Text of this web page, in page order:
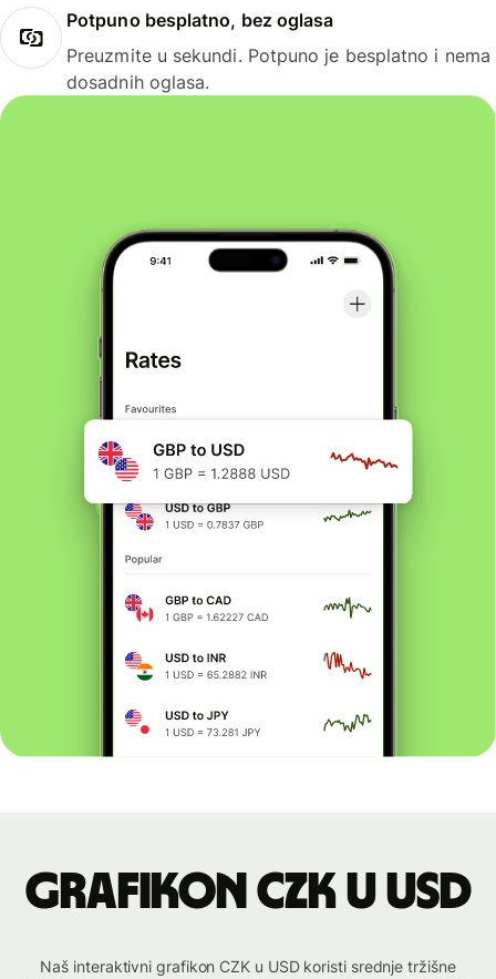
Potpuno besplatno, bez oglasa
Preuzmite u sekundi. Potpuno je besplatno i nema
dosadnih oglasa.
Grafikon CZK u USD
Naš interaktivni grafikon CZK u USD koristi srednje tržišne